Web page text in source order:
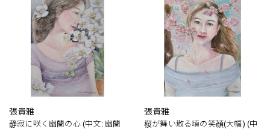
張貴雅
静寂に咲く幽蘭の心 (中文: 幽蘭
張貴雅
桜が舞い散る頃の笑顔(大幅) (中